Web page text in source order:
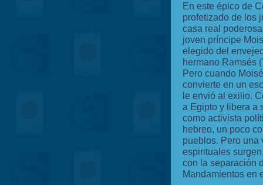
En este épico de
profetizado de los
casa real
joven príncipe
elegido del
hermano Ramsés
Pero cuando
convierte en un
le envió al exilio.
a Egipto y libera a
como activista
hebreo, un poco
pueblos. Pero una
espirituales
con la separación
Mandamientos en